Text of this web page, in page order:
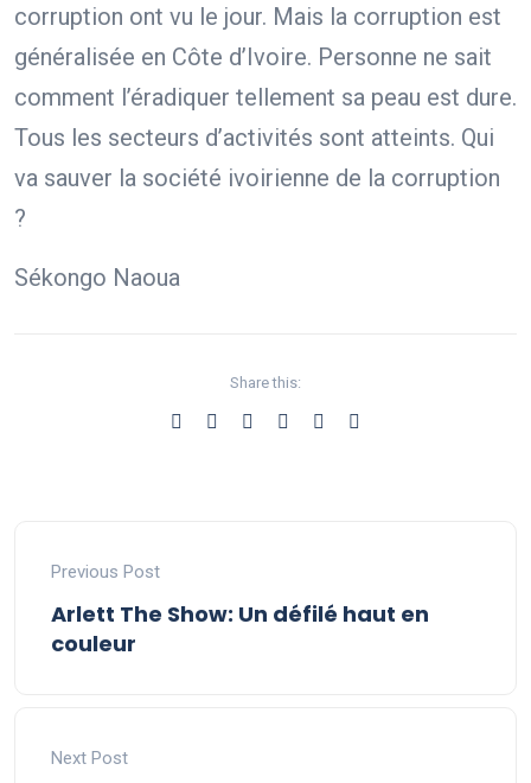
corruption ont vu le jour. Mais la corruption est
généralisée en Côte d’Ivoire. Personne ne sait
comment l’éradiquer tellement sa peau est dure.
Tous les secteurs d’activités sont atteints. Qui
va sauver la société ivoirienne de la corruption
?
Sékongo Naoua
Share this:
Previous Post
Arlett The Show: Un défilé haut en
couleur
Next Post